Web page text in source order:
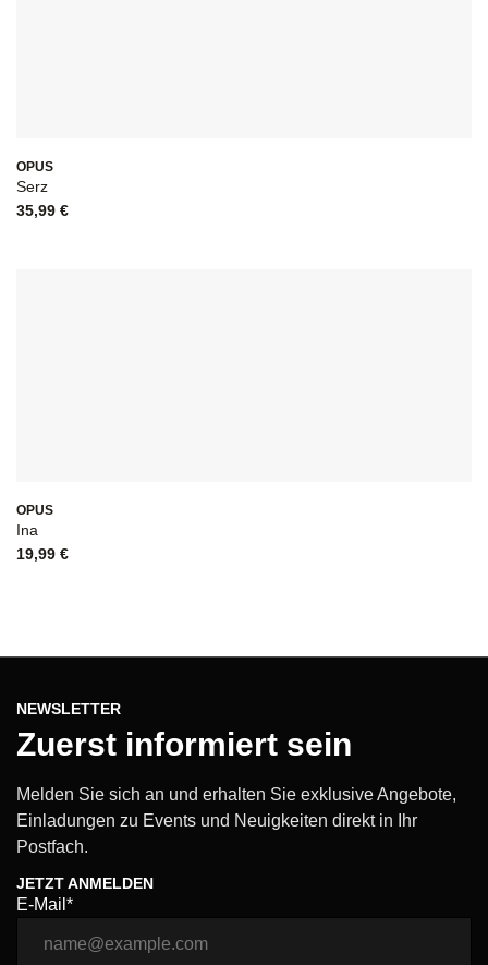
OPUS
Serz
35,99 €
OPUS
Ina
19,99 €
NEWSLETTER
Zuerst informiert sein
Melden Sie sich an und erhalten Sie exklusive Angebote,
Einladungen zu Events und Neuigkeiten direkt in Ihr
Postfach.
JETZT ANMELDEN
E-Mail*